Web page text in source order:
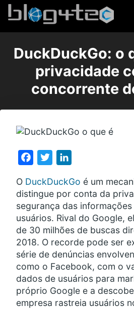
Skip
to
content
Pesquisar:
Blog4Tec
Sua dose diária de tecnologia
DuckDuckGo: o
privacidade
concorrente
F
a
c
e
b
oo
k
T
w
it
te
r
O DuckDuckGo é um
distingue por conta da
segurança das
usuários. Rival do Google,
de 30 milhões de buscas
2018. O recorde pode ser
série de denúncias
como o Facebook, com o
dados de usuários para
próprio Google e a
empresa rastreia usuários